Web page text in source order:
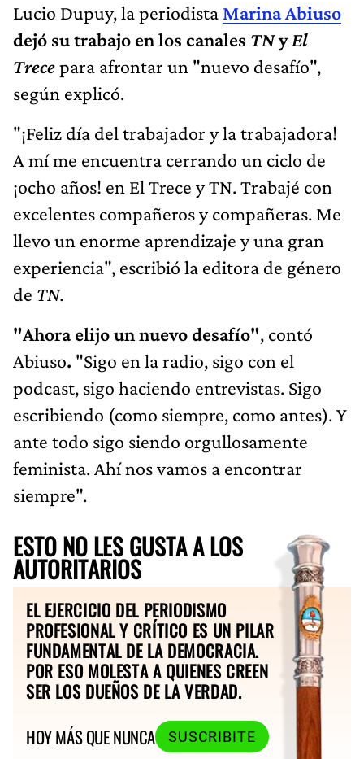
Lucio Dupuy, la periodista Marina Abiuso
dejó su trabajo en los canales TNyEl
Trecepara afrontar un "nuevo desafío",
según explicó.
"¡Feliz día del trabajador y la trabajadora!
A mí me encuentra cerrando un ciclo de
¡ocho años! en El Trece y TN. Trabajé con
excelentes compañeros y compañeras. Me
llevo un enorme aprendizaje y una gran
experiencia", escribió la editora de género
de TN.
"Ahora elijo un nuevo desafío", contó
Abiuso. "Sigo en la radio, sigo con el
podcast, sigo haciendo entrevistas. Sigo
escribiendo (como siempre, como antes). Y
ante todo sigo siendo orgullosamente
feminista. Ahí nos vamos a encontrar
siempre".
ESTO NO LES GUSTA A LOS
AUTORITARIOS
EL EJERCICIO DEL PERIODISMO
PROFESIONAL Y CRÍTICO ES UN PILAR
FUNDAMENTAL DE LA DEMOCRACIA.
POR ESO MOLESTA A QUIENES CREEN
SER LOS DUEÑOS DE LA VERDAD.
HOY MÁS QUE NUNCA
SUSCRIBITE